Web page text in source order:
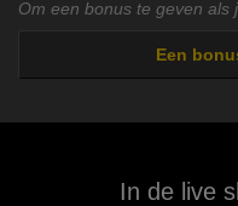
Om een bonus te geven als
Een
In de live